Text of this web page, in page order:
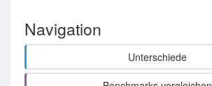
Navigation
Unterschiede